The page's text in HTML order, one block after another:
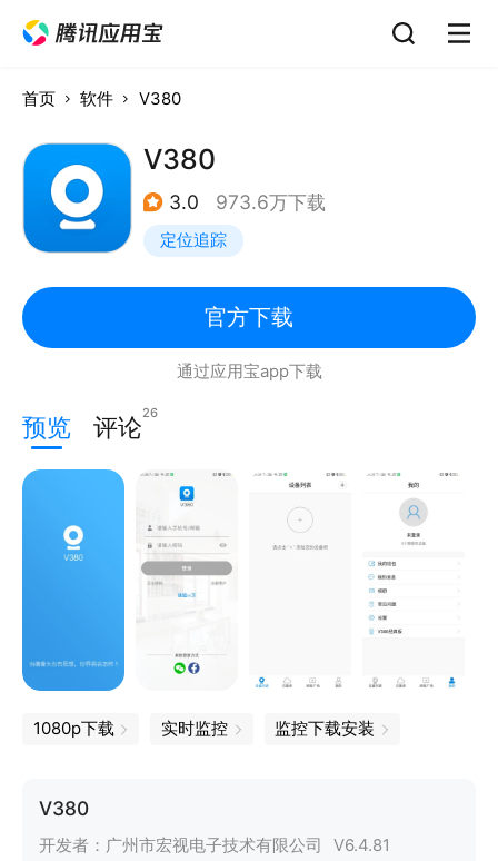
首页 软件 V380
V380
3.0 973.6万下载
定位追踪
官方下载
通过应用宝app下载
预览 评论26
1080p下载 实时监控 监控下载安装
V380
开发者： 广州市宏视电子技术有限公司 V6.4.81